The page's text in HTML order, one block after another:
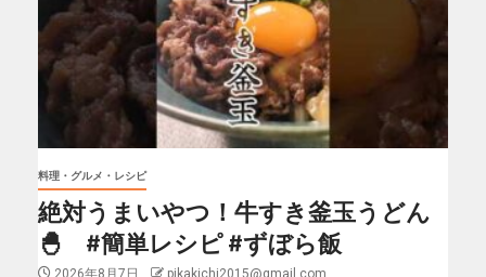
料理・グルメ・レシピ
絶対うまいやつ！牛すき釜玉うどん
🐣 #簡単レシピ #ずぼら飯
2026年8月7日 pikakichi2015@gmail.com